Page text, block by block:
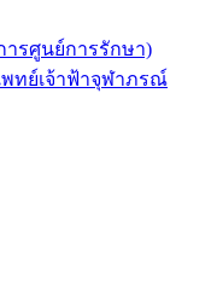
รศูนย์การรักษา)
ทย์เจ้าฟ้าจุฬาภรณ์